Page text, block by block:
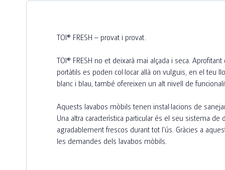
TOI® FRESH – provat i provat.
TOI® FRESH no et deixarà mai alçada i seca.
portàtils es poden col·locar allà on vulguis, en el teu
blanc i blau, també ofereixen un alt nivell de
Aquests lavabos mòbils tenen instal·lacions de
Una altra característica particular és el seu sistema
agradablement frescos durant tot l'ús. Gràcies a
les demandes dels lavabos mòbils.
Serveis Complementaris
Desinfecció
Neteja Extra
Cadenat